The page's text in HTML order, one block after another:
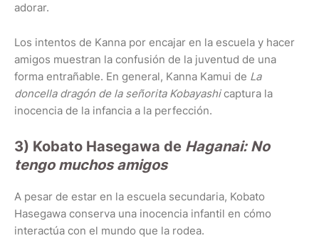
adorar.
Los intentos de Kanna por encajar en la escuela y hacer
amigos muestran la confusión de la juventud de una
forma entrañable. En general, Kanna Kamui de La
doncella dragón de la señorita Kobayashi captura la
inocencia de la infancia a la perfección.
3) Kobato Hasegawa de Haganai: No
tengo muchos amigos
A pesar de estar en la escuela secundaria, Kobato
Hasegawa conserva una inocencia infantil en cómo
interactúa con el mundo que la rodea.